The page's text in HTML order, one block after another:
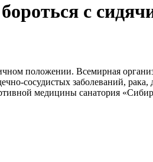
с
положении. Всемирная
сосудистых заболеваний,
медицины санатория